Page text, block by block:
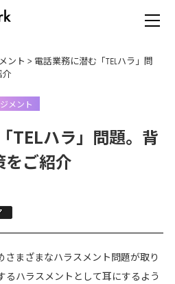
ント > 電話業務に潜む「TELハラ」問
介
メント
TELハラ」問題。背
をご紹介
さまざまなハラスメント問題が取り
るハラスメントとして耳にするよう